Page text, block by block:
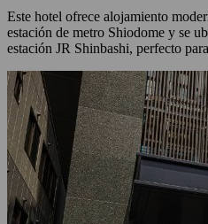
Este hotel ofrece alojamiento
estación de metro Shiodome y se
estación JR Shinbashi, perfecto